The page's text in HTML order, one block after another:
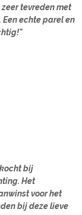
tevreden met
echte parel en
bij
Het
voor het
bij deze lieve